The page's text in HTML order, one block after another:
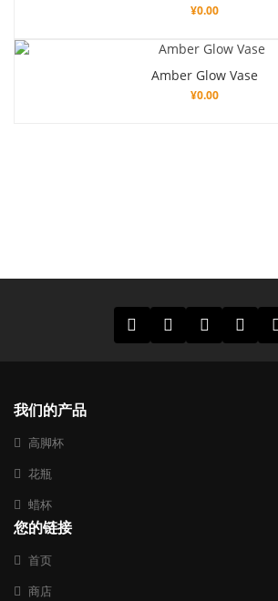
¥0.00
Amber Glow Vase
¥0.00
我们的产品
高脚杯
花瓶
蜡杯
您的链接
首页
商店